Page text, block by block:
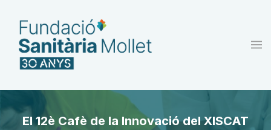
contingut
El 12è Cafè de la Innovació del XISCAT